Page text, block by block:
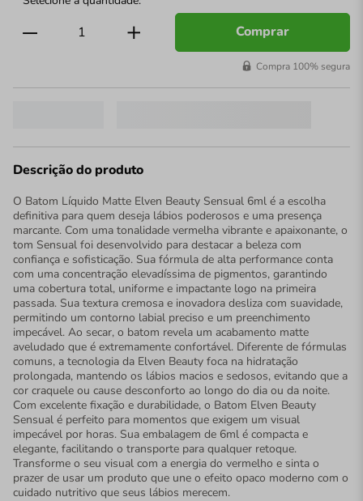
Comprar
Compra 100% segura
Descrição do produto
O Batom Líquido Matte Elven Beauty Sensual 6ml é a escolha
definitiva para quem deseja lábios poderosos e uma presença
marcante. Com uma tonalidade vermelha vibrante e apaixonante, o
tom Sensual foi desenvolvido para destacar a beleza com
confiança e sofisticação. Sua fórmula de alta performance conta
com uma concentração elevadíssima de pigmentos, garantindo
uma cobertura total, uniforme e impactante logo na primeira
passada. Sua textura cremosa e inovadora desliza com suavidade,
permitindo um contorno labial preciso e um preenchimento
impecável. Ao secar, o batom revela um acabamento matte
aveludado que é extremamente confortável. Diferente de fórmulas
comuns, a tecnologia da Elven Beauty foca na hidratação
prolongada, mantendo os lábios macios e sedosos, evitando que a
cor craquele ou cause desconforto ao longo do dia ou da noite.
Com excelente fixação e durabilidade, o Batom Elven Beauty
Sensual é perfeito para momentos que exigem um visual
impecável por horas. Sua embalagem de 6ml é compacta e
elegante, facilitando o transporte para qualquer retoque.
Transforme o seu visual com a energia do vermelho e sinta o
prazer de usar um produto que une o efeito opaco moderno com o
cuidado nutritivo que seus lábios merecem.